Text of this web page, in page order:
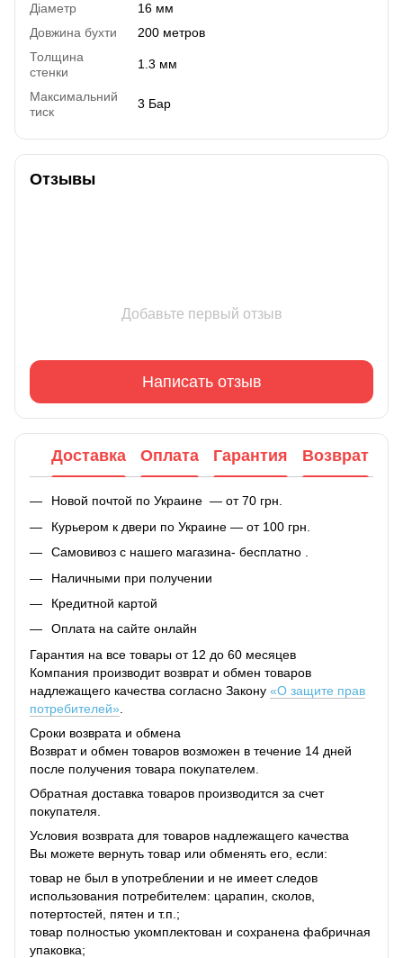
Діаметр
16 мм
Довжина бухти
200 метров
Толщина
стенки
1.3 мм
Максимальний
тиск
3 Бар
Отзывы
Добавьте первый отзыв
Написать отзыв
Доставка Оплата Гарантия Возврат
Новой почтой по Украине — от 70 грн.
Курьером к двери по Украине — от 100 грн.
Самовивоз с нашего магазина- бесплатно .
Наличными при получении
Кредитной картой
Оплата на сайте онлайн
Гарантия на все товары от 12 до 60 месяцев
Компания производит возврат и обмен товаров
надлежащего качества согласно Закону «О защите прав
потребителей»
Сроки возврата и обмена
Возврат и обмен товаров возможен в течение 14 дней
после получения товара покупателем.
Обратная доставка товаров производится за счет
покупателя.
Условия возврата для товаров надлежащего качества
Вы можете вернуть товар или обменять его, если:
товар не был в употреблении и не имеет следов
использования потребителем: царапин, сколов,
потертостей, пятен и т.п.;
товар полностью укомплектован и сохранена фабричная
упаковка;